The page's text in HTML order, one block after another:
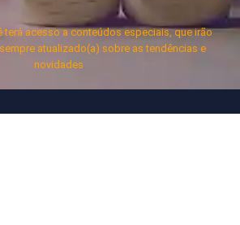
terá acesso a conteúdos especiais, que irão
atualizado(a) sobre as tendências e
novidades